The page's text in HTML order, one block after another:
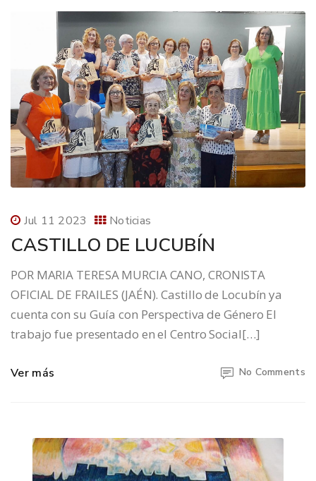
Jul 11 2023 Noticias
CASTILLO DE LUCUBÍN
POR MARIA TERESA MURCIA CANO, CRONISTA
OFICIAL DE FRAILES (JAÉN). Castillo de Locubín ya
cuenta con su Guía con Perspectiva de Género El
trabajo fue presentado en el Centro Social[…]
Ver más No Comments